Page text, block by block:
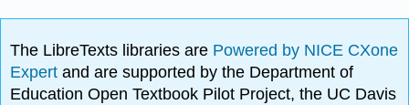
The LibreTexts libraries are Powered by NICE CXone
Expertand are supported by the Department of
Education Open Textbook Pilot Project, the UC Davis